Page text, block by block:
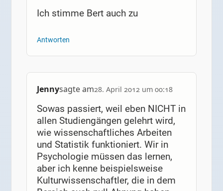
Ich stimme Bert auch zu
Antworten
Jennysagte am28. April 2012 um 00:18
Sowas passiert, weil eben NICHT in
allen Studiengängen gelehrt wird,
wie wissenschaftliches Arbeiten
und Statistik funktioniert. Wir in
Psychologie müssen das lernen,
aber ich kenne beispielsweise
Kulturwissenschaftler, die in dem